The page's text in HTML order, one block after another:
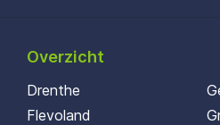
Overzicht
Drenthe
Flevoland